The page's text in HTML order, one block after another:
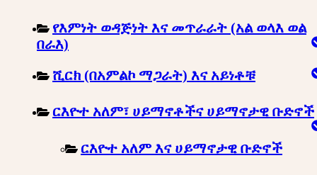
የእምነት ወዳጅነት እና መጥራራት (አል ወላእ ወል
በራእ)
ሺርክ (በአምልኮ ማጋራት) እና አይነቶቹ
ርእዮተ አለም፣ ሀይማኖቶችና ሀይማኖታዊ ቡድኖች
ርእዮተ አለም እና ሀይማኖታዊ ቡድኖች